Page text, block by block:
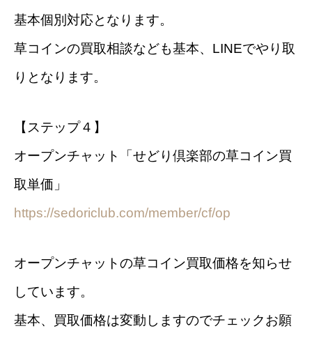
基本個別対応となります。
草コインの買取相談なども基本、LINEでやり取
りとなります。
【ステップ４】
オープンチャット「せどり倶楽部の草コイン買
取単価」
https://sedoriclub.com/member/cf/op
オープンチャットの草コイン買取価格を知らせ
しています。
基本、買取価格は変動しますのでチェックお願